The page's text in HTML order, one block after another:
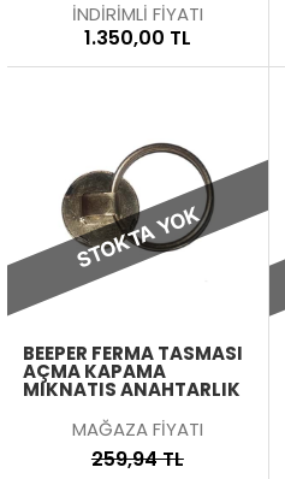
İNDİRİMLİ FİYATI
1.350,00 TL
STOKTA YOK
BEEPER FERMA TASMASI
AÇMA KAPAMA
MIKNATIS ANAHTARLIK
MAĞAZA FİYATI
259,94 TL